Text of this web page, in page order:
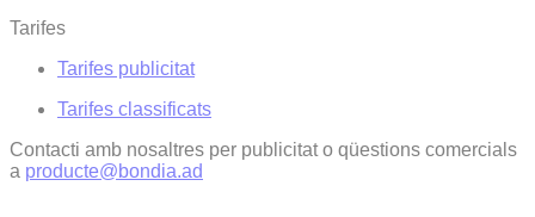
Tarifes
Tarifes publicitat
Tarifes classificats
Contacti amb nosaltres per publicitat o qüestions comercials
a producte@bondia.ad